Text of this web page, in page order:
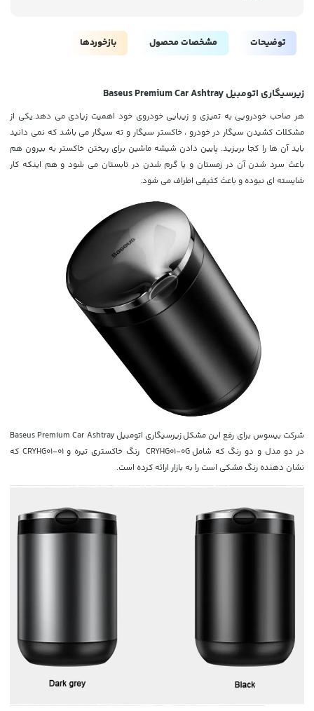
توضیحات مشخصات محصول بازخوردها
زیرسیگاری اتومبیل Baseus Premium Car Ashtray
هر صاحب خودرویی به تمیزی و زیبایی خودروی خود اهمیت زیادی می دهد.یکی از
مشکلات کشیدن سیگار در خودرو ،خاکستر سیگار و ته سیگار می باشد که نمی دانید
باید آن ها را کجا بریزید. پایین دادن شیشه ماشین برای ریختن خاکستر به بیرون هم
باعث سرد شدن آن در زمستان و یا گرم شدن در تابستان می شود و هم اینکه کار
شایسته ای نبوده و باعث کثیفی اطراف می شود.
شرکت بیسوس برای رفع این مشکل
زیرسیگاری اتومبیل Baseus Premium Car Ashtray
در دو مدل و دو رنگ که شامل CRYHG01-0G رنگ خاکستری تیره و CRYHG01-01 که
نشان دهنده رنگ مشکی است را به بازار ارائه کرده است.